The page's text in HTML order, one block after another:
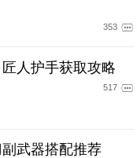
353
匠人护手获取攻略
517
武器搭配推荐